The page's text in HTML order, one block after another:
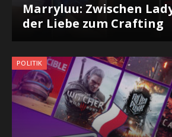
Marryluu: Zwischen
der Liebe zum Crafting
POLITIK